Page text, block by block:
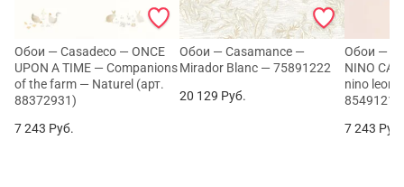
Обои — Casadeco — ONCE
UPON A TIME — Companions
of the farm — Naturel (арт.
88372931)
7 243 Руб.
Обои — Casamance —
Mirador Blanc — 75891222
20 129 Руб.
Обои —
NINO
nino
7 243 Руб.